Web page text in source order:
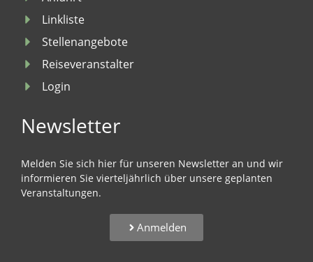
Linkliste
Stellenangebote
Reiseveranstalter
Login
Newsletter
Melden Sie sich hier für unseren Newsletter an und wir
informieren Sie vierteljährlich über unsere geplanten
Veranstaltungen.
Anmelden